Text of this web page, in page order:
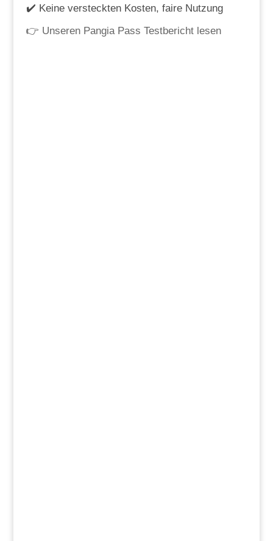
✔️ Keine versteckten Kosten, faire Nutzung
👉 Unseren Pangia Pass Testbericht lesen